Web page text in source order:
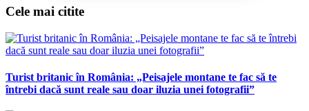
Cele mai citite
Turist britanic în România: „Peisajele montane te fac să te
întrebi dacă sunt reale sau doar iluzia unei fotografii”